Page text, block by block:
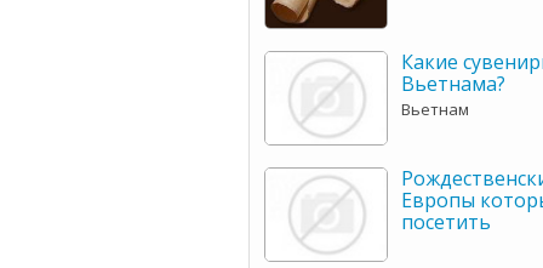
Какие
Вьетнама?
Вьетнам
Европы
посетить